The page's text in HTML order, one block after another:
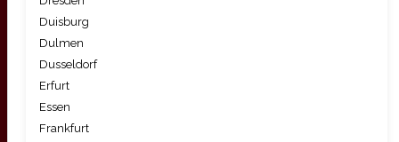
Duisburg
Dulmen
Dusseldorf
Erfurt
Essen
Frankfurt